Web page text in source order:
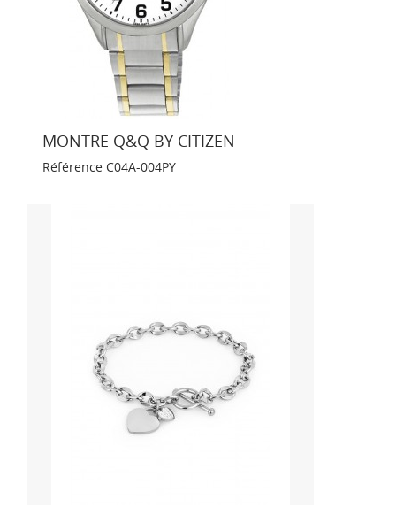
MONTRE Q&Q BY CITIZEN
Référence C04A-004PY